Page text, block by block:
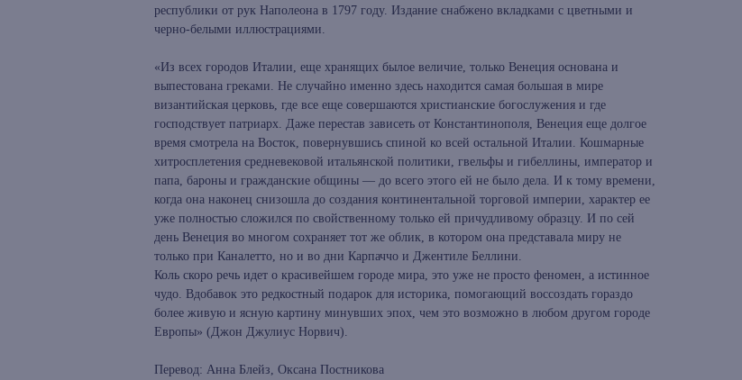
республики от рук Наполеона в 1797 году. Издание снабжено вкладками с цветными и
черно-белыми иллюстрациями.
«Из всех городов Италии, еще хранящих былое величие, только Венеция основана и
выпестована греками. Не случайно именно здесь находится самая большая в мире
византийская церковь, где все еще совершаются христианские богослужения и где
господствует патриарх. Даже перестав зависеть от Константинополя, Венеция еще долгое
время смотрела на Восток, повернувшись спиной ко всей остальной Италии. Кошмарные
хитросплетения средневековой итальянской политики, гвельфы и гибеллины, император и
папа, бароны и гражданские общины — до всего этого ей не было дела. И к тому времени,
когда она наконец снизошла до создания континентальной торговой империи, характер ее
уже полностью сложился по свойственному только ей причудливому образцу. И по сей
день Венеция во многом сохраняет тот же облик, в котором она представала миру не
только при Каналетто, но и во дни Карпаччо и Джентиле Беллини.
Коль скоро речь идет о красивейшем городе мира, это уже не просто феномен, а истинное
чудо. Вдобавок это редкостный подарок для историка, помогающий воссоздать гораздо
более живую и ясную картину минувших эпох, чем это возможно в любом другом городе
Европы» (Джон Джулиус Норвич).
Перевод: Анна Блейз, Оксана Постникова